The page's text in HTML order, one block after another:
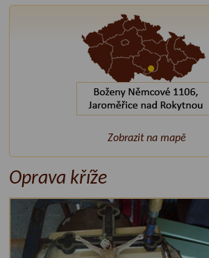
Zobrazit na mapě
Oprava kříže